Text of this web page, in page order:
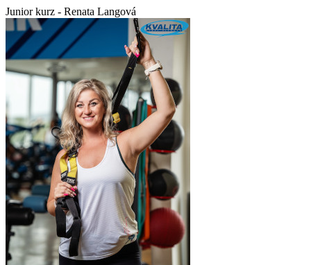
Junior kurz - Renata Langová